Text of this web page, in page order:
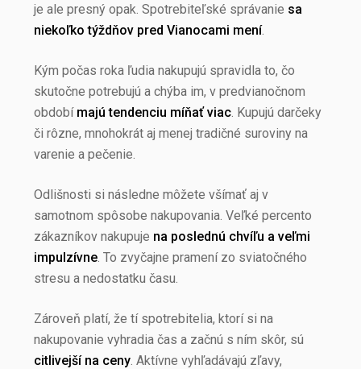
je ale presný opak. Spotrebiteľské správanie sa
niekoľko týždňov pred Vianocami mení.
Kým počas roka ľudia nakupujú spravidla to, čo
skutočne potrebujú a chýba im, v predvianočnom
období majú tendenciu míňať viac . Kupujú darčeky
či rôzne, mnohokrát aj menej tradičné suroviny na
varenie a pečenie.
Odlišnosti si následne môžete všímať aj v
samotnom spôsobe nakupovania. Veľké percento
zákazníkov nakupuje na poslednú chvíľu a veľmi
impulzívne . To zvyčajne pramení zo sviatočného
stresu a nedostatku času.
Zároveň platí, že tí spotrebitelia, ktorí si na
nakupovanie vyhradia čas a začnú s ním skôr, sú
citlivejší na ceny . Aktívne vyhľadávajú zľavy,